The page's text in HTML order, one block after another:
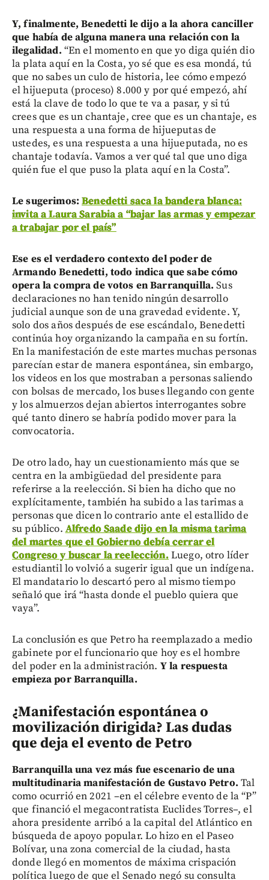
Y, finalmente, Benedetti le dijo a la ahora canciller
que había de alguna manera una relación con la
ilegalidad. “En el momento en que yo diga quién dio
la plata aquí en la Costa, yo sé que es esa mondá, tú
que no sabes un culo de historia, lee cómo empezó
el hijueputa (proceso) 8.000 y por qué empezó, ahí
está la clave de todo lo que te va a pasar, y si tú
crees que es un chantaje, cree que es un chantaje, es
una respuesta a una forma de hijueputas de
ustedes, es una respuesta a una hijueputada, no es
chantaje todavía. Vamos a ver qué tal que uno diga
quién fue el que puso la plata aquí en la Costa”.
Le sugerimos:Benedetti saca la bandera blanca:
invita a Laura Sarabia a “bajar las armas y empezar
a trabajar por el país”
Ese es el verdadero contexto del poder de
Armando Benedetti, todo indica que sabe cómo
opera la compra de votos en Barranquilla.Sus
declaraciones no han tenido ningún desarrollo
judicial aunque son de una gravedad evidente. Y,
solo dos años después de ese escándalo, Benedetti
continúa hoy organizando la campaña en su fortín.
En la manifestación de este martes muchas personas
parecían estar de manera espontánea, sin embargo,
los videos en los que mostraban a personas saliendo
con bolsas de mercado, los buses llegando con gente
y los almuerzos dejan abiertos interrogantes sobre
qué tanto dinero se habría podido mover para la
convocatoria.
De otro lado, hay un cuestionamiento más que se
centra en la ambigüedad del presidente para
referirse a la reelección. Si bien ha dicho que no
explícitamente, también ha subido a las tarimas a
personas que dicen lo contrario ante el estallido de
su público. Alfredo Saade dijo en la misma tarima
del martes que el Gobierno debía cerrar el
Congreso y buscar la reelección. Luego, otro líder
estudiantil lo volvió a sugerir igual que un indígena.
El mandatario lo descartó pero al mismo tiempo
señaló que irá “hasta donde el pueblo quiera que
vaya”.
La conclusión es que Petro ha reemplazado a medio
gabinete por el funcionario que hoy es el hombre
del poder en la administración. Y la respuesta
empieza por Barranquilla.
¿Manifestación espontánea o
movilización dirigida? Las dudas
que deja el evento de Petro
Barranquilla una vez más fue escenario de una
multitudinaria manifestación de Gustavo Petro. Tal
como ocurrió en 2021 –en el célebre evento de la “P”
que financió el megacontratista Euclides Torres–, el
ahora presidente arribó a la capital del Atlántico en
búsqueda de apoyo popular. Lo hizo en el Paseo
Bolívar, una zona comercial de la ciudad, hasta
donde llegó en momentos de máxima crispación
política luego de que el Senado negó su consulta